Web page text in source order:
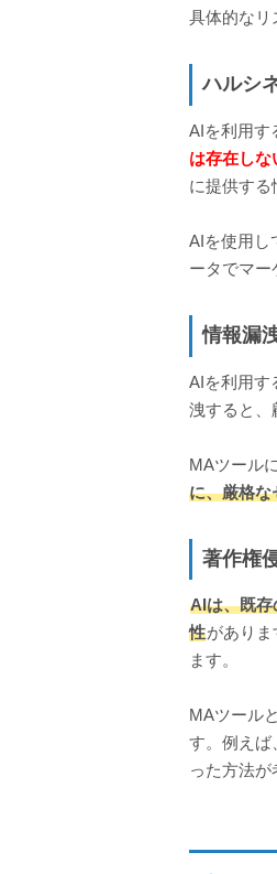
具体的なリ
ハルシ
AIを利用す
は存在しな
に提供する
AIを使用し
ータでマー
情報漏
AIを利用す
洩すると、
MAツール
に、厳格な
著作権
AIは、既存
性があり
ます。
MAツール
す。例えば
った方法が